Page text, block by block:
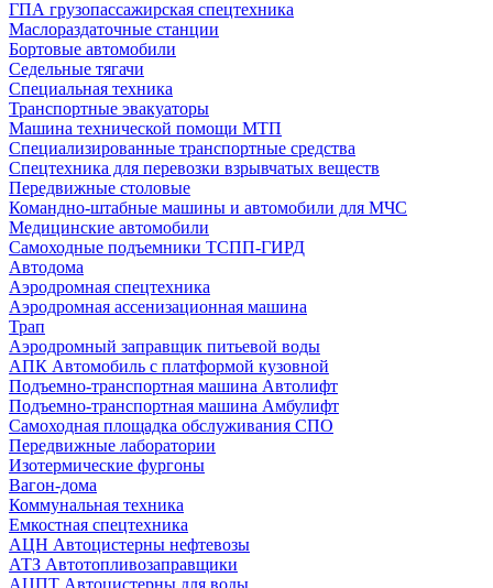
ГПА грузопассажирская спецтехника
Маслораздаточные станции
Бортовые автомобили
Седельные тягачи
Специальная техника
Транспортные эвакуаторы
Машина технической помощи МТП
Специализированные транспортные средства
Спецтехника для перевозки взрывчатых веществ
Передвижные столовые
Командно-штабные машины и автомобили для МЧС
Медицинские автомобили
Самоходные подъемники ТСПП-ГИРД
Автодома
Аэродромная спецтехника
Аэродромная ассенизационная машина
Трап
Аэродромный заправщик питьевой воды
АПК Автомобиль с платформой кузовной
Подъемно-транспортная машина Автолифт
Подъемно-транспортная машина Амбулифт
Самоходная площадка обслуживания СПО
Передвижные лаборатории
Изотермические фургоны
Вагон-дома
Коммунальная техника
Емкостная спецтехника
АЦН Автоцистерны нефтевозы
АТЗ Автотопливозаправщики
АЦПТ Автоцистерны для воды